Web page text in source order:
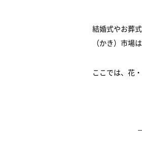
結婚式やお葬
（かき）市場
ここでは、花